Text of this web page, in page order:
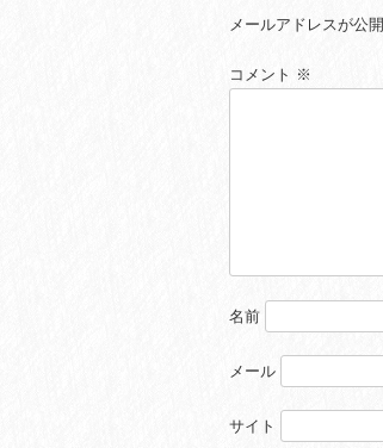
メールアドレスが公
コメント ※
名前
メール
サイト